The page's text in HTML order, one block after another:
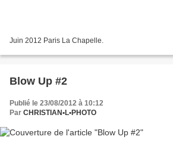
Juin 2012 Paris La Chapelle.
Blow Up #2
Publié le 23/08/2012 à 10:12
Par CHRISTIAN•L•PHOTO